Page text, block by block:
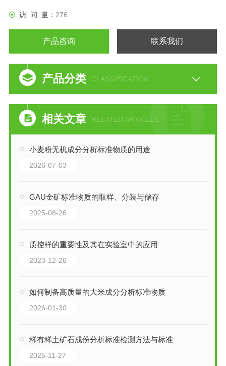
访 问 量： 276
产品咨询 联系我们
产品分类 CLASSIFICATION
相关文章 RELATED ARTICLES
小麦粉无机成分分析标准物质的用途
2026-07-03
GAU金矿标准物质的取样、分装与储存
2025-08-26
质控样的重要性及其在实验室中的应用
2023-12-26
如何制备高质量的大米成分分析标准物质
2026-01-30
稀有稀土矿石成份分析标准检测方法与标准
2025-11-27